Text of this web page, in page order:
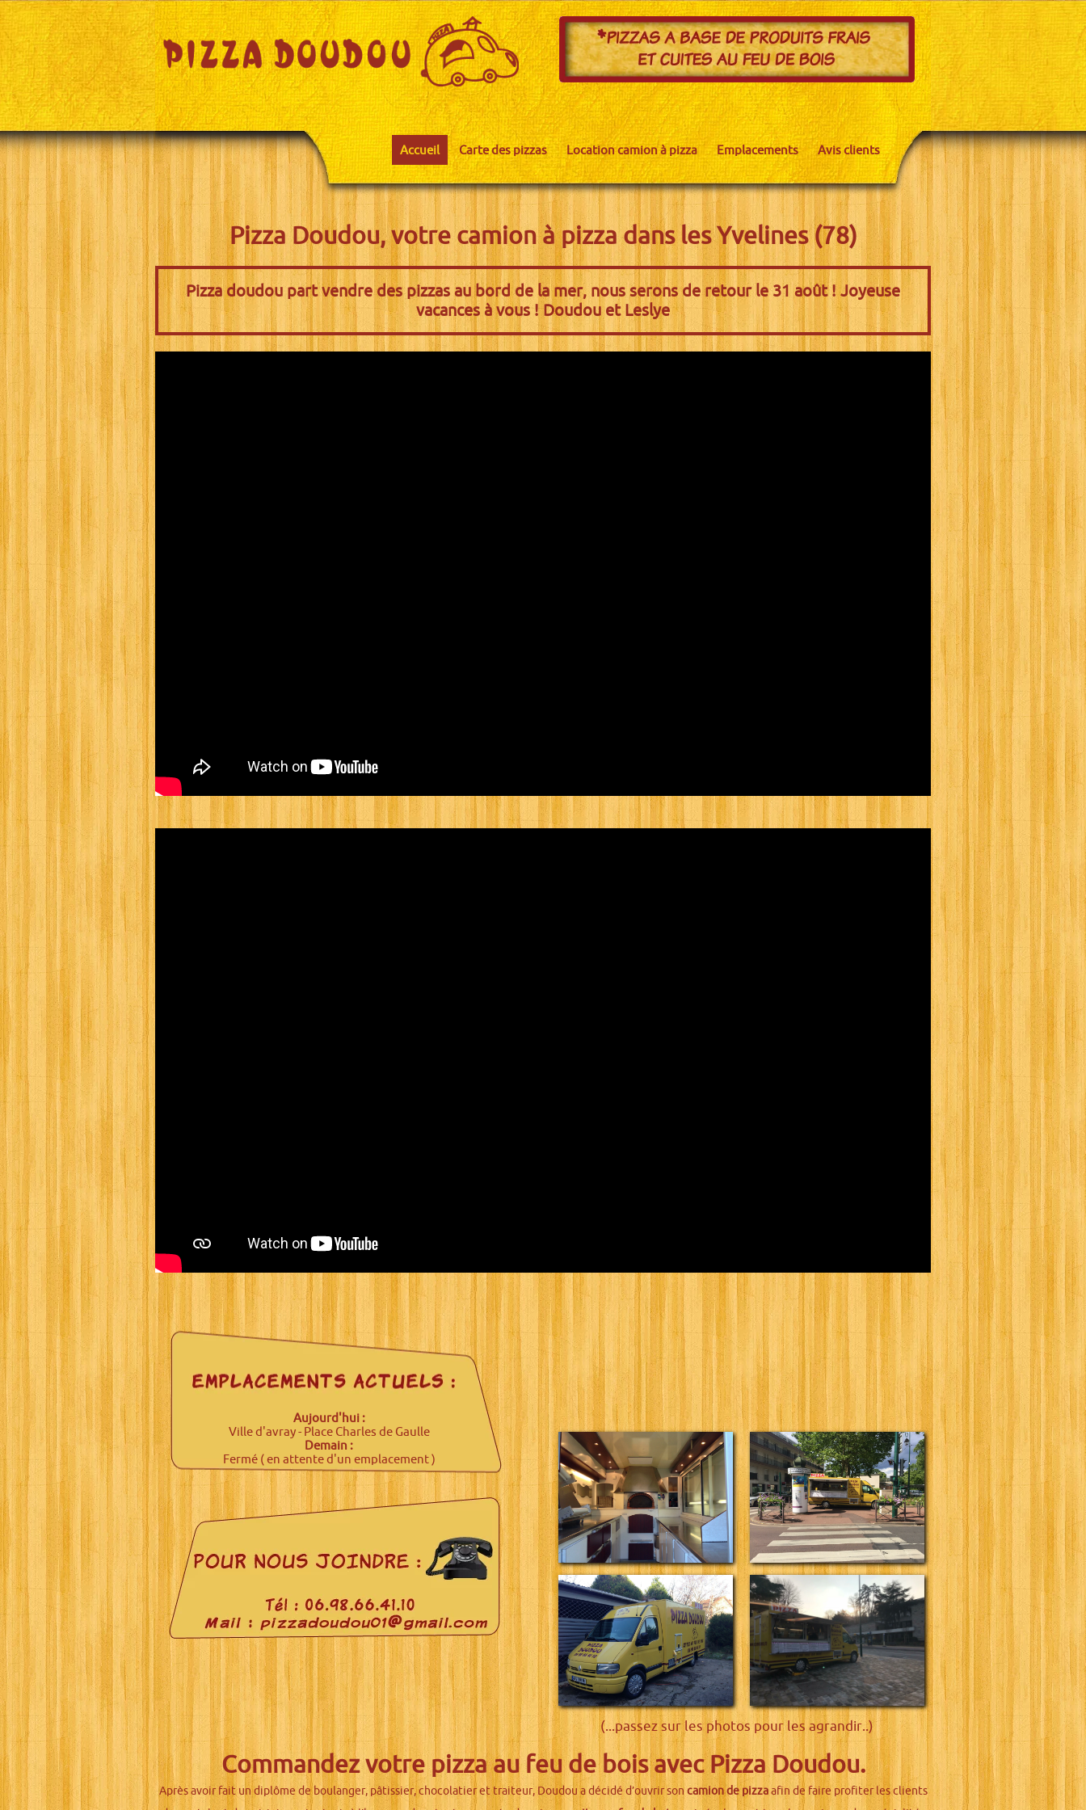
Accueil Carte des pizzas Location camion à pizza Emplacements Avis clients
Pizza Doudou, votre camion à pizza dans les Yvelines (78)
Pizza doudou part vendre des pizzas au bord de la mer, nous serons de retour le 31 août ! Joyeuse
vacances à vous ! Doudou et Leslye
Aujourd'hui :
Ville d'avray - Place Charles de Gaulle
Demain :
Fermé ( en attente d'un emplacement )
(...passez sur les photos pour les agrandir..)
Commandez votre pizza au feu de bois avec Pizza Doudou.
Après avoir fait un diplôme de boulanger, pâtissier, chocolatier et traiteur, Doudou a décidé d’ouvrir son camion de pizzaafin de faire profiter les clients